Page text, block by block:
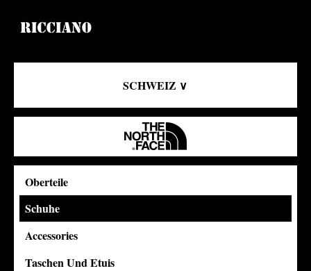
SCHWEIZ ∨
Oberteile
Schuhe
Accessories
Taschen Und Etuis